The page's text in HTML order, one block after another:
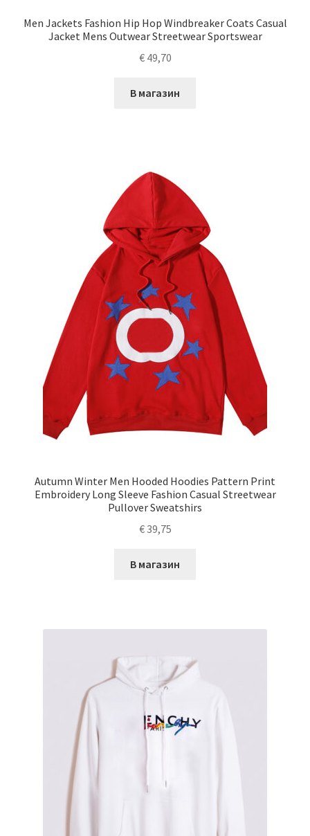
Men Jackets Fashion Hip Hop Windbreaker Coats Casual
Jacket Mens Outwear Streetwear Sportswear
€49,70
В магазин
Autumn Winter Men Hooded Hoodies Pattern Print
Embroidery Long Sleeve Fashion Casual Streetwear
Pullover Sweatshirs
€39,75
В магазин